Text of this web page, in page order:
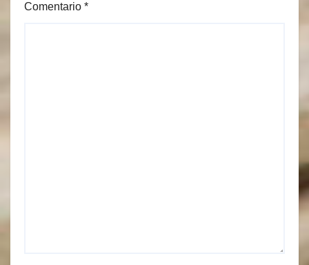
Comentario *